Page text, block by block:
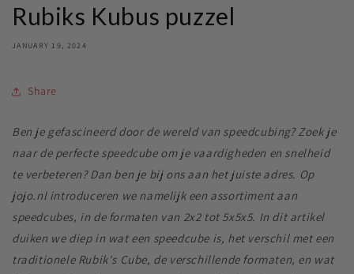
Rubiks Kubus puzzel
JANUARY 19, 2024
Share
Ben je gefascineerd door de wereld van speedcubing? Zoek je
naar de perfecte speedcube om je vaardigheden en snelheid
te verbeteren? Dan ben je bij ons aan het juiste adres. Op
jojo.nl introduceren we namelijk een assortiment aan
speedcubes, in de formaten van 2x2 tot 5x5x5. In dit artikel
duiken we diep in wat een speedcube is, het verschil met een
traditionele Rubik's Cube, de verschillende formaten, en wat